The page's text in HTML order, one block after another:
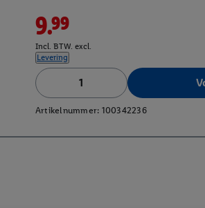
9.99
Incl. BTW. excl.
Levering
Artikelnummer: 100342236